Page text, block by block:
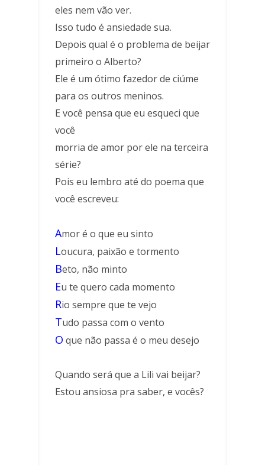
eles nem vão ver.
Isso tudo é ansiedade sua.
Depois qual é o problema de beijar
primeiro o Alberto?
Ele é um ótimo fazedor de ciúme
para os outros meninos.
E você pensa que eu esqueci que
você
morria de amor por ele na terceira
série?
Pois eu lembro até do poema que
você escreveu:
Amor é o que eu sinto
Loucura, paixão e tormento
Beto, não minto
Eu te quero cada momento
Rio sempre que te vejo
Tudo passa com o vento
O que não passa é o meu desejo
Quando será que a Lili vai beijar?
Estou ansiosa pra saber, e vocês?